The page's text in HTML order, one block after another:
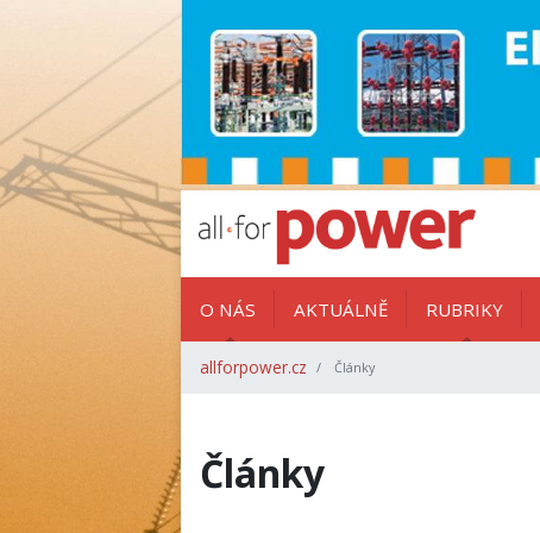
O NÁS AKTUÁLNĚ RUBRIKY
allforpower.cz Články
Články